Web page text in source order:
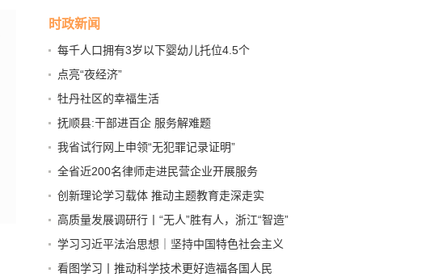
时政新闻
每千人口拥有3岁以下婴幼儿托位4.5个
点亮“夜经济”
牡丹社区的幸福生活
抚顺县:干部进百企 服务解难题
我省试行网上申领“无犯罪记录证明”
全省近200名律师走进民营企业开展服务
创新理论学习载体 推动主题教育走深走实
高质量发展调研行丨“无人”胜有人，浙江“智造”
加速跑
学习习近平法治思想｜坚持中国特色社会主义
法治道路
看图学习丨推动科学技术更好造福各国人民